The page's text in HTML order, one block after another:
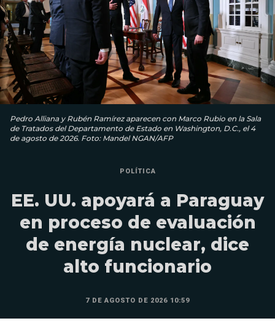
Pedro Alliana y Rubén Ramírez aparecen con Marco Rubio en la Sala
de Tratados del Departamento de Estado en Washington, D.C., el 4
de agosto de 2026. Foto: Mandel NGAN/AFP
POLÍTICA
EE. UU. apoyará a Paraguay
en proceso de evaluación
de energía nuclear, dice
alto funcionario
7 DE AGOSTO DE 2026 10:59